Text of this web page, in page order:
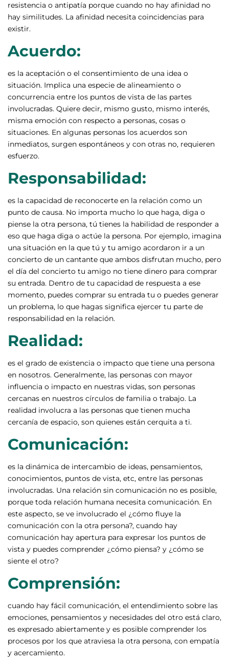
resistencia o antipatía porque cuando no hay afinidad no
hay similitudes. La afinidad necesita coincidencias para
existir.
Acuerdo:
es la aceptación o el consentimiento de una idea o
situación. Implica una especie de alineamiento o
concurrencia entre los puntos de vista de las partes
involucradas. Quiere decir, mismo gusto, mismo interés,
misma emoción con respecto a personas, cosas o
situaciones. En algunas personas los acuerdos son
inmediatos, surgen espontáneos y con otras no, requieren
esfuerzo.
Responsabilidad:
es la capacidad de reconocerte en la relación como un
punto de causa. No importa mucho lo que haga, diga o
piense la otra persona, tú tienes la habilidad de responder a
eso que haga diga o actúe la persona. Por ejemplo, imagina
una situación en la que tú y tu amigo acordaron ir a un
concierto de un cantante que ambos disfrutan mucho, pero
el día del concierto tu amigo no tiene dinero para comprar
su entrada. Dentro de tu capacidad de respuesta a ese
momento, puedes comprar su entrada tu o puedes generar
un problema, lo que hagas significa ejercer tu parte de
responsabilidad en la relación.
Realidad:
es el grado de existencia o impacto que tiene una persona
en nosotros. Generalmente, las personas con mayor
influencia o impacto en nuestras vidas, son personas
cercanas en nuestros círculos de familia o trabajo. La
realidad involucra a las personas que tienen mucha
cercanía de espacio, son quienes están cerquita a ti.
Comunicación:
es la dinámica de intercambio de ideas, pensamientos,
conocimientos, puntos de vista, etc, entre las personas
involucradas. Una relación sin comunicación no es posible,
porque toda relación humana necesita comunicación. En
este aspecto, se ve involucrado el ¿cómo fluye la
comunicación con la otra persona?, cuando hay
comunicación hay apertura para expresar los puntos de
vista y puedes comprender ¿cómo piensa? y ¿cómo se
siente el otro?
Comprensión:
cuando hay fácil comunicación, el entendimiento sobre las
emociones, pensamientos y necesidades del otro está claro,
es expresado abiertamente y es posible comprender los
procesos por los que atraviesa la otra persona, con empatía
y acercamiento.